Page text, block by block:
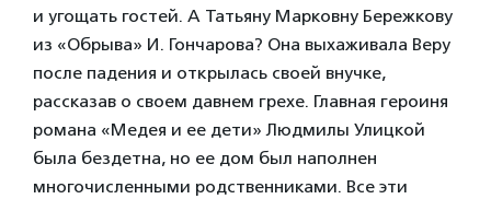
и угощать гостей. А Татьяну Марковну Бережкову
из «Обрыва» И. Гончарова? Она выхаживала Веру
после падения и открылась своей внучке,
рассказав о своем давнем грехе. Главная героиня
романа «Медея и ее дети» Людмилы Улицкой
была бездетна, но ее дом был наполнен
многочисленными родственниками. Все эти